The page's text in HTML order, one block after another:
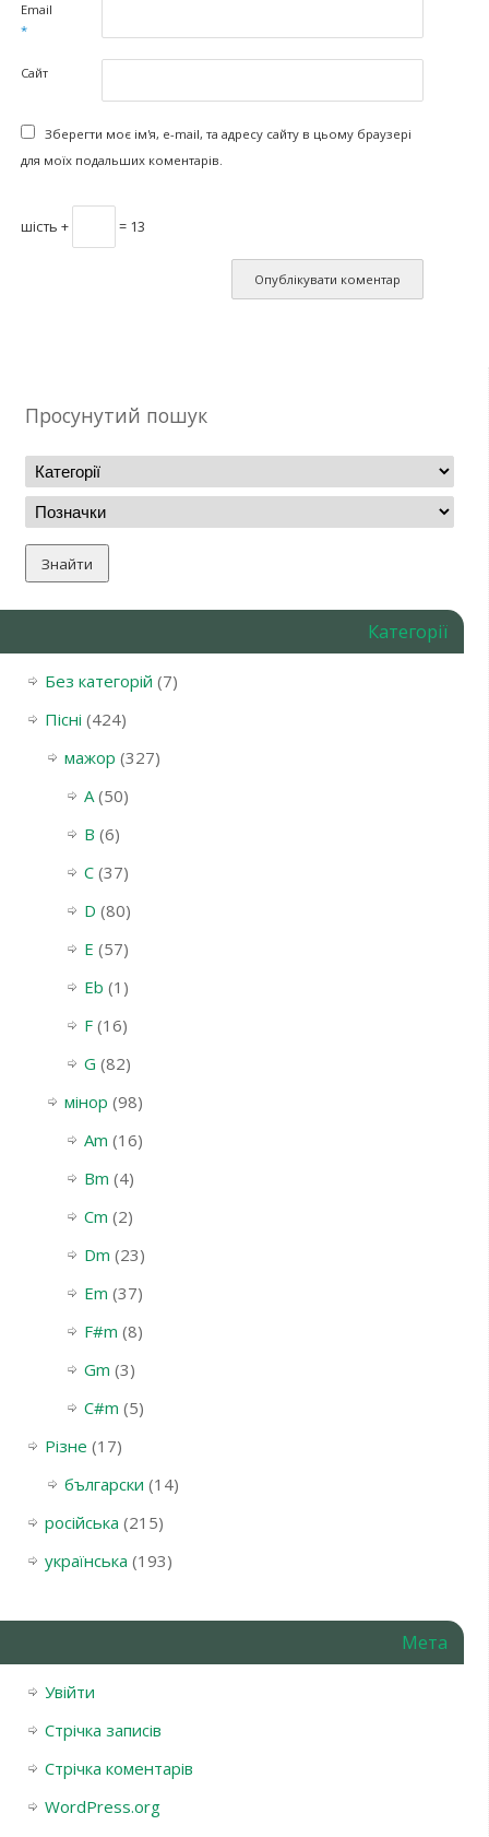
Email
*
Сайт
Зберегти моє ім'я, e-mail, та адресу сайту в цьому браузері
для моїх подальших коментарів.
шість + = 13
Просунутий пошук
Категорії
Без категорій (7)
Пісні (424)
мажор (327)
A(50)
B (6)
C(37)
D (80)
E (57)
Eb (1)
F(16)
G (82)
мінор (98)
Am (16)
Bm (4)
Cm (2)
Dm (23)
Em (37)
F#m (8)
Gm (3)
С#m (5)
Різне (17)
български (14)
російська (215)
українська (193)
Мета
Увійти
Стрічка записів
Стрічка коментарів
WordPress.org